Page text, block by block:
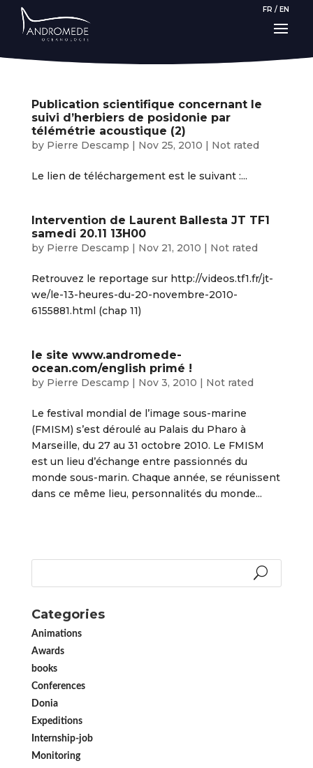
FR / EN
Publication scientifique concernant le
suivi d’herbiers de posidonie par
télémétrie acoustique (2)
by Pierre Descamp | Nov 25, 2010 | Not rated
Le lien de téléchargement est le suivant :...
Intervention de Laurent Ballesta JT TF1
samedi 20.11 13H00
by Pierre Descamp | Nov 21, 2010 | Not rated
Retrouvez le reportage sur http://videos.tf1.fr/jt-
we/le-13-heures-du-20-novembre-2010-
6155881.html (chap 11)
le site www.andromede-
ocean.com/english primé !
by Pierre Descamp | Nov 3, 2010 | Not rated
Le festival mondial de l’image sous-marine
(FMISM) s’est déroulé au Palais du Pharo à
Marseille, du 27 au 31 octobre 2010. Le FMISM
est un lieu d’échange entre passionnés du
monde sous-marin. Chaque année, se réunissent
dans ce même lieu, personnalités du monde...
Categories
Animations
Awards
books
Conferences
Donia
Expeditions
Internship-job
Monitoring